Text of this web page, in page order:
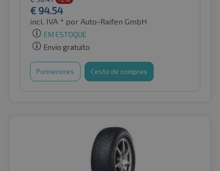
€ 94.54
incl. IVA * por Auto-Raifen GmbH
EM ESTOQUE
Envio gratuito
Pormenores Cesto de compras